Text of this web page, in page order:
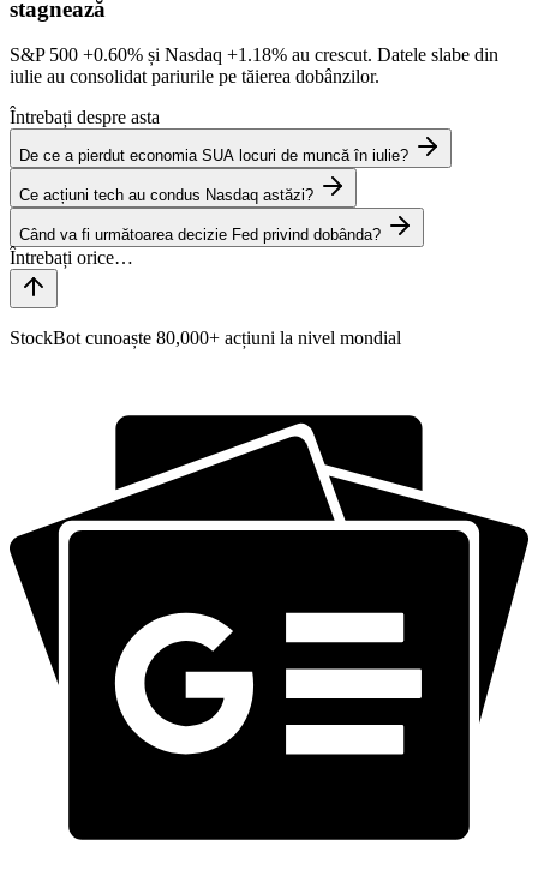
stagnează
S&P 500 +0.60% și Nasdaq +1.18% au crescut. Datele slabe din
iulie au consolidat pariurile pe tăierea dobânzilor.
Întrebați despre asta
De ce a pierdut economia SUA locuri de muncă în iulie?
Ce acțiuni tech au condus Nasdaq astăzi?
Când va fi următoarea decizie Fed privind dobânda?
StockBot cunoaște 80,000+ acțiuni la nivel mondial